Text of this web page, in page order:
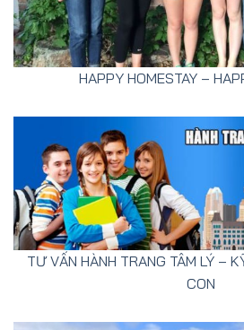
HAPPY HOMESTAY –
TƯ VẤN HÀNH TRANG TÂM LÝ –
CON